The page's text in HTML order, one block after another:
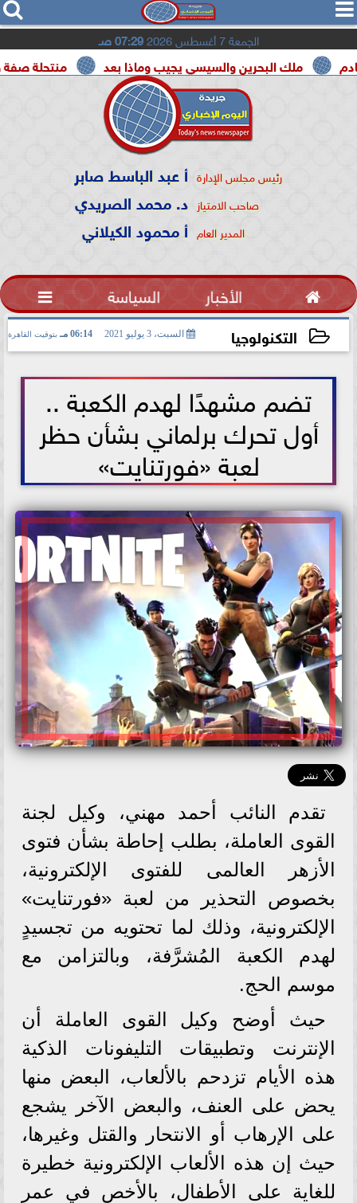
  
الجمعة 7 أغسطس 2026 07:29 صـ
منتحلة صفة صحفية البحرين والسيسي يجيب وماذا بعد
رئيس مجلس الإدارة أ عبد الباسط صابر
صاحب الامتياز د. محمد الصريدي
المدير العام أ محمود الكيلاني
 الأخبار السياسة 
التكنولوجيا السبت، 3 يوليو 2021 06:14 مـ بتوقيت القاهرة
تضم مشهدًا لهدم الكعبة ..
أول تحرك برلماني بشأن حظر
لعبة «فورتنايت»
تقدم النائب أحمد مهني، وكيل لجنة
القوى العاملة، بطلب إحاطة بشأن فتوى
الأزهر العالمى للفتوى الإلكترونية،
بخصوص التحذير من لعبة «فورتنايت»
الإلكترونية، وذلك لما تحتويه من تجسيدٍ
لهدم الكعبة المُشرَّفة، وبالتزامن مع
موسم الحج.
حيث أوضح وكيل القوى العاملة أن
الإنترنت وتطبيقات التليفونات الذكية
هذه الأيام تزدحم بالألعاب، البعض منها
يحض على العنف، والبعض الآخر يشجع
على الإرهاب أو الانتحار والقتل وغيرها،
حيث إن هذه الألعاب الإلكترونية خطيرة
للغاية على الأطفال، بالأخص في عمر